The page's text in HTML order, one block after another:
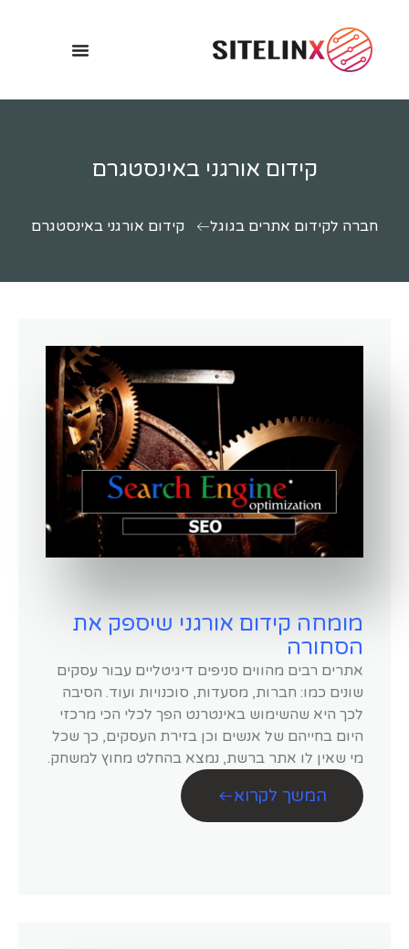
קידום אורגני באינסטגרם
חברה לקידום אתרים בגוגל קידום אורגני באינסטגרם
מומחה קידום אורגני שיספק את
הסחורה
אתרים רבים מהווים סניפים דיגיטליים עבור עסקים
שונים כמו: חברות, מסעדות, סוכנויות ועוד. הסיבה
לכך היא שהשימוש באינטרנט הפך לכלי הכי מרכזי
היום בחייהם של אנשים וכן בזירת העסקים, כך שכל
מי שאין לו אתר ברשת, נמצא בהחלט מחוץ למשחק.
המשך לקרוא